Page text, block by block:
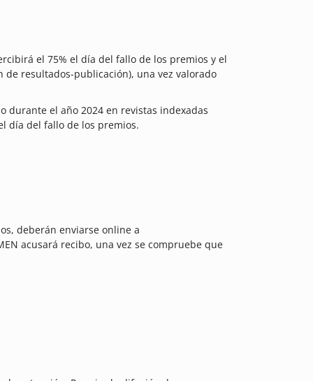
el 75% el día del fallo de los premios y el
resultados-publicación), una vez valorado
durante el año 2024 en revistas indexadas
día del fallo de los premios.
deberán enviarse online a
acusará recibo, una vez se compruebe que